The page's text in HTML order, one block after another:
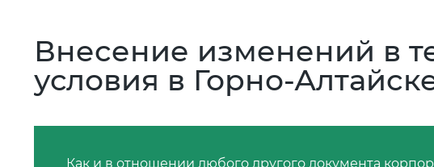
Внесение изменений в
условия в Горно-
Как и в отношении любого другого документа